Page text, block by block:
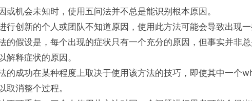
或机会未知时，使用五问法并不总是能识别根本原因。
行创新的个人或团队不知道原因，使用此方法可能会导致出现一
的假设是，每个出现的症状只有一个充分的原因，但事实并非
解释症状的原因。
的成功在某种程度上取决于使用该方法的技巧，即使其中一个
取消整个过程。